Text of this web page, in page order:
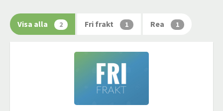
Visa alla 2 Fri frakt 1 Rea 1